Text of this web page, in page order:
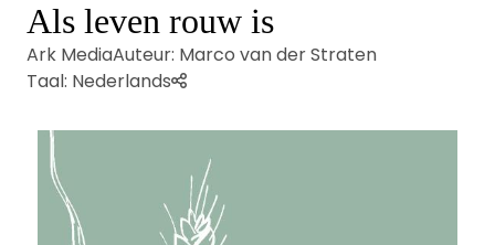
Als leven rouw is
Ark MediaAuteur: Marco van der Straten
Taal: Nederlands